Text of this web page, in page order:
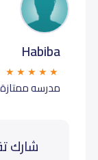
Habiba
مدرسه ممتازة
شارك